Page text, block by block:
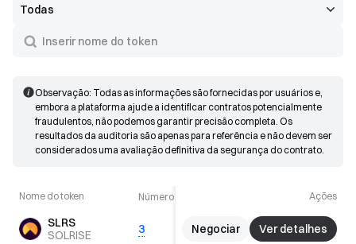
Observação: Todas as informações são fornecidas por usuários e,
embora a plataforma ajude a identificar contratos potencialmente
fraudulentos, não podemos garantir precisão completa. Os
resultados da auditoria são apenas para referência e não devem ser
considerados uma avaliação definitiva da segurança do contrato.
Nome do token Número de permissões Plataforma Alertas
Ações
SLRS
SOLRISE
3 SOL 0
Negociar Ver detalhes